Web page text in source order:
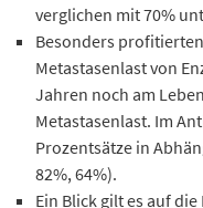
verglichen mit 70%
Besonders
Metastasenlast von
Jahren noch am
Metastasenlast. Im
Prozentsätze in
82%, 64%).
Ein Blick gilt es auf